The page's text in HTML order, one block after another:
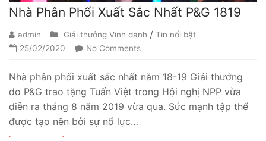
Nhà Phân Phối Xuất Sắc Nhất P&G 1819
admin Giải thưởng Vinh danh / Tin nổi bật
25/02/2020
No Comments
Nhà phân phối xuất sắc nhất năm 18-19 Giải thưởng
do P&G trao tặng Tuấn Việt trong Hội nghị NPP vừa
diễn ra tháng 8 năm 2019 vừa qua. Sức mạnh tập thể
được tạo nên bởi sự nổ lực…